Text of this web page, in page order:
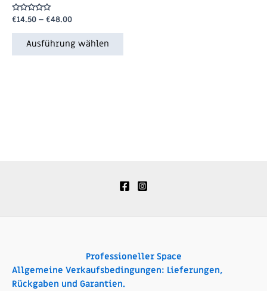
Bewertet
mit
0
€14.50 – €48.00
Ausführung wählen
Professioneller Space
Allgemeine Verkaufsbedingungen: Lieferungen,
Rückgaben und Garantien.